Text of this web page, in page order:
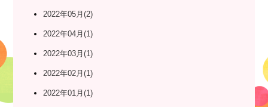
2022年05月(2)
2022年04月(1)
2022年03月(1)
2022年02月(1)
2022年01月(1)